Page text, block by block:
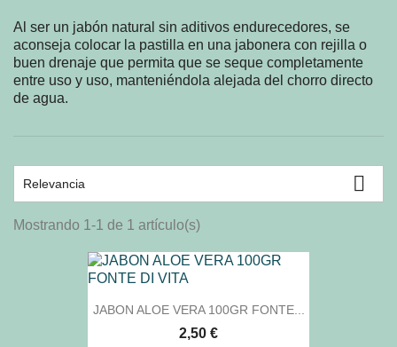
Al ser un jabón natural sin aditivos endurecedores, se
aconseja colocar la pastilla en una jabonera con rejilla o
buen drenaje que permita que se seque completamente
entre uso y uso, manteniéndola alejada del chorro directo
de agua.
Relevancia 
Mostrando 1-1 de 1 artículo(s)
JABON ALOE VERA 100GR FONTE...
2,50 €